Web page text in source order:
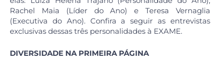
Rachel Maia (Líder do Ano) e Teresa Vernaglia
(Executiva do Ano). Confira a seguir as entrevistas
exclusivas dessas três personalidades à EXAME.
DIVERSIDADE NA PRIMEIRA PÁGINA